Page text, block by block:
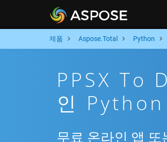
제품 Aspose.Total Python
PPSX To
인 Python
무료 온라인 앱 또